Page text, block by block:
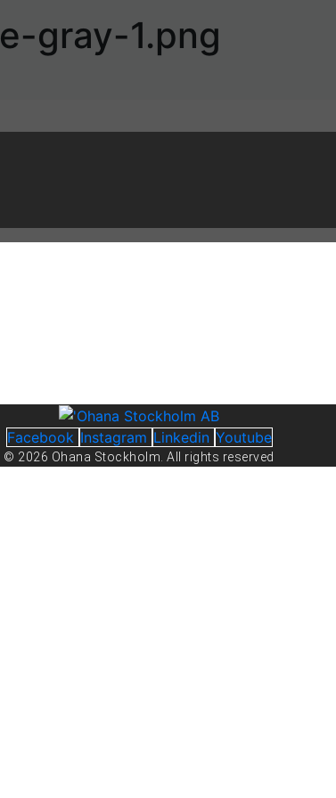
gray-1.png
Facebook Instagram Linkedin Youtube
© 2026 Ohana Stockholm. All rights reserved